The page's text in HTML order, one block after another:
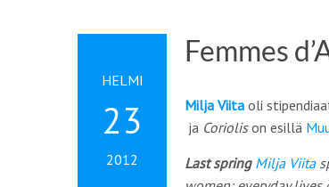
HELMI
23
2012
Femmes
Milja Viita oli
ja Coriolison esillä
Last spring Milja Viita